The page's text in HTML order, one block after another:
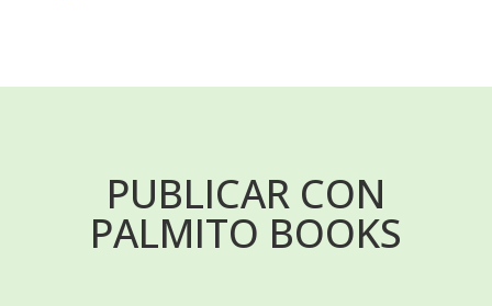
PUBLICAR CON
PALMITO BOOKS